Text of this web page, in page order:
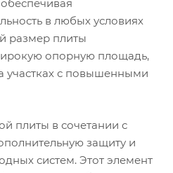
в любых условиях
размер плиты
опорную площадь,
участках с повышенными
плиты в сочетании с
защиту и
систем. Этот элемент